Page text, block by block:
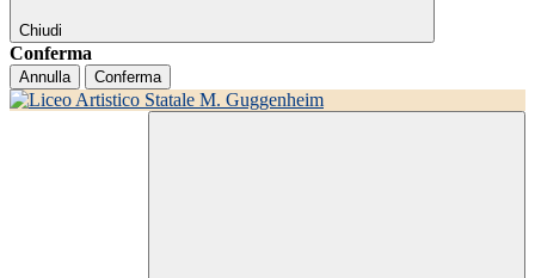
Chiudi
Conferma
Annulla Conferma